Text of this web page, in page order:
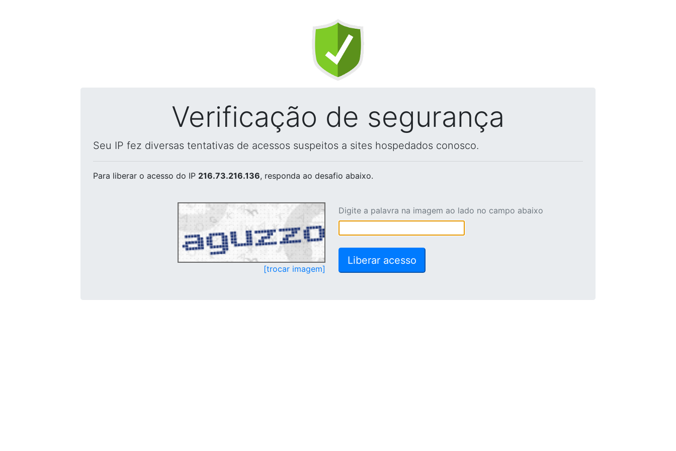
Verificação de segurança
Seu IP fez diversas tentativas de acessos suspeitos a sites hospedados conosco.
Para liberar o acesso do IP 216.73.216.136, responda ao desafio abaixo.
[trocar imagem]
Digite a palavra na imagem ao lado no campo abaixo